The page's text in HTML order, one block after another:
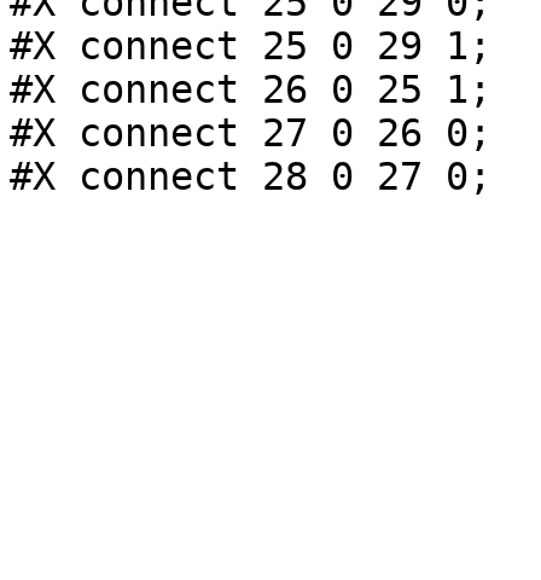
#X connect 25 0 29 1;
#X connect 26 0 25 1;
#X connect 27 0 26 0;